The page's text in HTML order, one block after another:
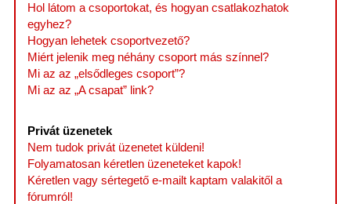
Hol látom a csoportokat, és hogyan csatlakozhatok
egyhez?
Hogyan lehetek csoportvezető?
Miért jelenik meg néhány csoport más színnel?
Mi az az „elsődleges csoport”?
Mi az az „A csapat” link?
Privát üzenetek
Nem tudok privát üzenetet küldeni!
Folyamatosan kéretlen üzeneteket kapok!
Kéretlen vagy sértegető e-mailt kaptam valakitől a
fórumról!